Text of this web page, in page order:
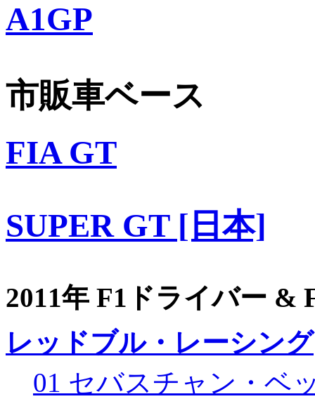
A1GP
市販車ベース
FIA GT
SUPER GT [日本]
2011年 F1ドライバー &
レッドブル・レーシング
01 セバスチャン・ベ